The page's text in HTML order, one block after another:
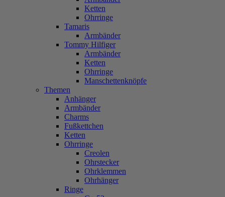
Ketten
Ohrringe
Tamaris
Armbänder
Tommy Hilfiger
Armbänder
Ketten
Ohrringe
Manschettenknöpfe
Themen
Anhänger
Armbänder
Charms
Fußkettchen
Ketten
Ohrringe
Creolen
Ohrstecker
Ohrklemmen
Ohrhänger
Ringe